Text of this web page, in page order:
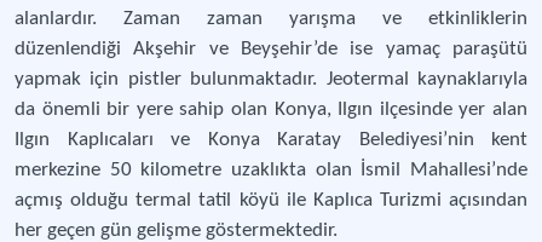
alanlardır. Zaman zaman yarışma ve etkinliklerin
düzenlendiği Akşehir ve Beyşehir’de ise yamaç paraşütü
yapmak için pistler bulunmaktadır. Jeotermal kaynaklarıyla
da önemli bir yere sahip olan Konya, Ilgın ilçesinde yer alan
Ilgın Kaplıcaları ve Konya Karatay Belediyesi’nin kent
merkezine 50 kilometre uzaklıkta olan İsmil Mahallesi’nde
açmış olduğu termal tatil köyü ile Kaplıca Turizmi açısından
her geçen gün gelişme göstermektedir.